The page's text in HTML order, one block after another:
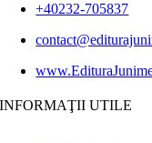
+40232-705837
INFORMAŢII UTILE